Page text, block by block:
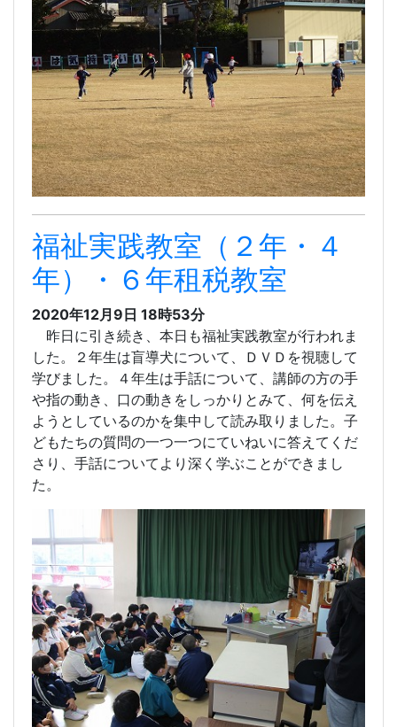
福祉実践教室（２年・４
年）・６年租税教室
2020年12月9日 18時53分
昨日に引き続き、本日も福祉実践教室が行われま
した。２年生は盲導犬について、ＤＶＤを視聴して
学びました。４年生は手話について、講師の方の手
や指の動き、口の動きをしっかりとみて、何を伝え
ようとしているのかを集中して読み取りました。子
どもたちの質問の一つ一つにていねいに答えてくだ
さり、手話についてより深く学ぶことができまし
た。